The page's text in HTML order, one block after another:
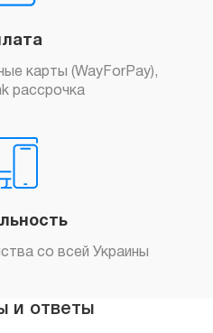
карты (WayForPay),
рассрочка
со всей Украины
и ответы